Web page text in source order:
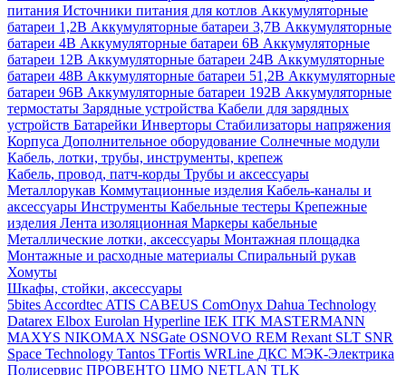
питания Источники питания для котлов Аккумуляторные
батареи 1,2В Аккумуляторные батареи 3,7В Аккумуляторные
батареи 4В Аккумуляторные батареи 6В Аккумуляторные
батареи 12В Аккумуляторные батареи 24В Аккумуляторные
батареи 48В Аккумуляторные батареи 51,2В Аккумуляторные
батареи 96В Аккумуляторные батареи 192В Аккумуляторные
термостаты Зарядные устройства Кабели для зарядных
устройств Батарейки Инверторы Стабилизаторы напряжения
Корпуса Дополнительное оборудование Солнечные модули
Кабель, лотки, трубы, инструменты, крепеж
Кабель, провод, патч-корды Трубы и аксессуары
Металлорукав Коммутационные изделия Кабель-каналы и
аксессуары Инструменты Кабельные тестеры Крепежные
изделия Лента изоляционная Маркеры кабельные
Металлические лотки, аксессуары Монтажная площадка
Монтажные и расходные материалы Спиральный рукав
Хомуты
Шкафы, стойки, аксессуары
5bites Accordtec ATIS CABEUS ComOnyx Dahua Technology
Datarex Elbox Eurolan Hyperline IEK ITK MASTERMANN
MAXYS NIKOMAX NSGate OSNOVO REM Rexant SLT SNR
Space Technology Tantos TFortis WRLine ДКС МЭК-Электрика
Полисервис ПРОВЕНТО ЦМО NETLAN TLK